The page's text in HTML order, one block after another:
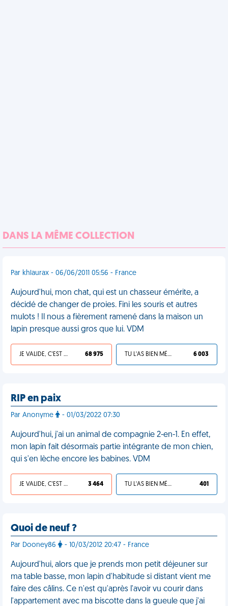
DANS LA MÊME COLLECTION
Par khlaurax - 06/06/2011 05:56 - France
Aujourd'hui, mon chat, qui est un chasseur émérite, a
décidé de changer de proies. Fini les souris et autres
mulots ! Il nous a fièrement ramené dans la maison un
lapin presque aussi gros que lui. VDM
JE VALIDE, C'EST UNE VDM 68 975 TU L'AS BIEN MÉRITÉ 6 003
RIP en paix
Par Anonyme - 01/03/2022 07:30
Aujourd'hui, j'ai un animal de compagnie 2-en-1. En effet,
mon lapin fait désormais partie intégrante de mon chien,
qui s'en lèche encore les babines. VDM
JE VALIDE, C'EST UNE VDM 3 464 TU L'AS BIEN MÉRITÉ 401
Quoi de neuf ?
Par Dooney86 - 10/03/2012 20:47 - France
Aujourd'hui, alors que je prends mon petit déjeuner sur
ma table basse, mon lapin d'habitude si distant vient me
faire des câlins. Ce n'est qu'après l'avoir vu courir dans
l'appartement avec ma biscotte dans la gueule que j'ai